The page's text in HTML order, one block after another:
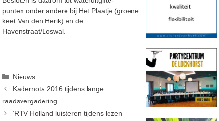
punten onder andere bij Het Plaatje (groene
keet Van den Herik) en de
Havenstraat/Loswal.
Categorieën
Nieuws
Kadernota 2016 tijdens lange
raadsvergadering
‘RTV Holland luisteren tijdens lezen